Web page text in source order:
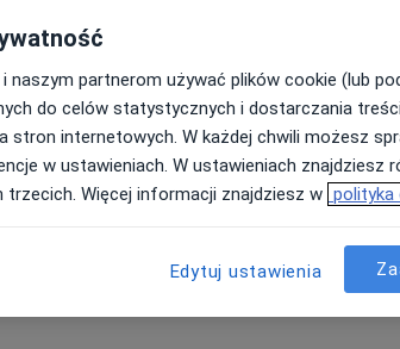
Dziś
8 Sie
Jutro
9 Sie
Pon,
10 Sie
Wt,
11 Sie
Umawianie online nie jest dostępne
naszym partnerom używać plików cookie (lub
do celów statystycznych i dostarczania
stron internetowych. W każdej chwili możesz
w ustawieniach. W ustawieniach znajdziesz
Więcej informacji znajdziesz w polityka
Edytuj ustawienia